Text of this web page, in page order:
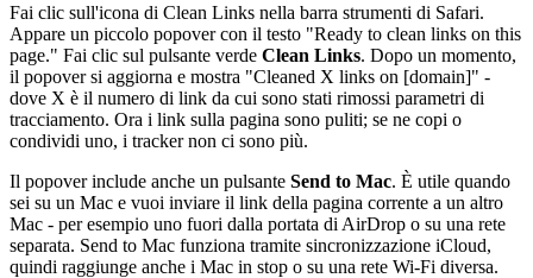
Fai clic sull'icona di Clean Links nella barra strumenti di Safari.
Appare un piccolo popover con il testo "Ready to clean links on this
page." Fai clic sul pulsante verde Clean Links. Dopo un momento,
il popover si aggiorna e mostra "Cleaned X links on [domain]" -
dove X è il numero di link da cui sono stati rimossi parametri di
tracciamento. Ora i link sulla pagina sono puliti; se ne copi o
condividi uno, i tracker non ci sono più.
Il popover include anche un pulsante Send to Mac. È utile quando
sei su un Mac e vuoi inviare il link della pagina corrente a un altro
Mac - per esempio uno fuori dalla portata di AirDrop o su una rete
separata. Send to Mac funziona tramite sincronizzazione iCloud,
quindi raggiunge anche i Mac in stop o su una rete Wi-Fi diversa.